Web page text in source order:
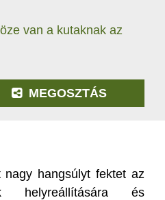
van a kutaknak az
MEGOSZTÁS
nagy hangsúlyt fektet az
helyreállítására és